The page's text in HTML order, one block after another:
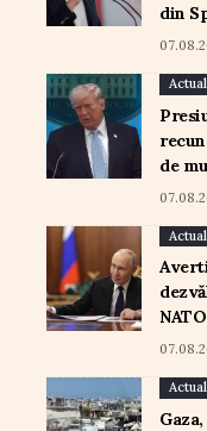
din
de